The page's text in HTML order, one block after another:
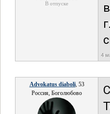
В отпуске
4
Advokatus diaboli, 53
Россия, Боголюбово